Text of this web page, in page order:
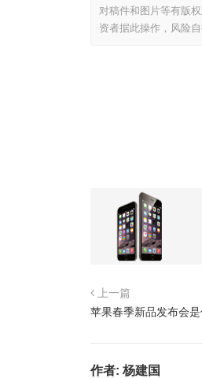
对稿件和图片等有版
资者据此操作，风险自
上一篇
苹果春季新品发布会
作者: 杨建国